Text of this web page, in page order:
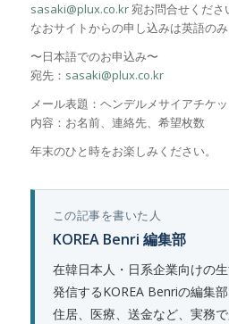
sasaki@plux.co.kr宛お問合せくださ
なおサイトからの申し込みは英語のみ
〜日本語でのお申込み〜
宛先： sasaki@plux.co.kr
メール表題：ヘンデルメサイアチケッ
内容：お名前、連絡先、希望枚数
年末のひと時をお楽しみください。
この記事を書いた人
KOREA Benri 編集部
在韓日本人・日系企業向けの
発信するKOREA Benriの編集部
住居、医療、送金など、実務